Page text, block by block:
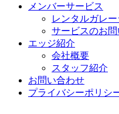
メンバーサービス
レンタルガレー
サービスのお
エッジ紹介
会社概要
スタッフ紹介
お問い合わせ
プライバシーポリシ